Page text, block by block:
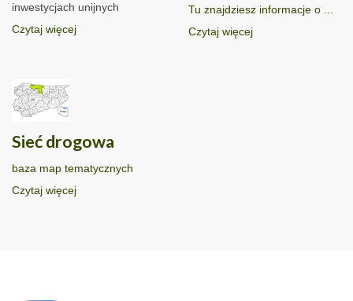
inwestycjach unijnych
Czytaj więcej
Tu znajdziesz informacje o ...
Czytaj więcej
Sieć drogowa
baza map tematycznych
Czytaj więcej